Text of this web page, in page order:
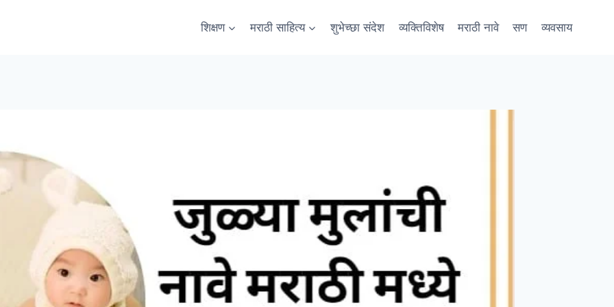
शिक्षण मराठी साहित्य शुभेच्छा संदेश व्यक्तिविशेष मराठी नावे सण व्यवसाय